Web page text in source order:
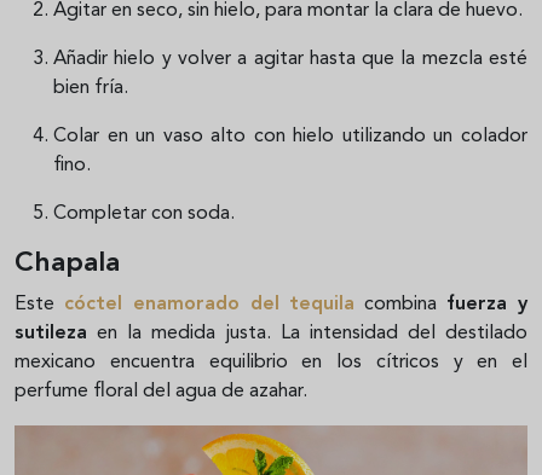
Agitar en seco, sin hielo, para montar la clara de huevo.
Añadir hielo y volver a agitar hasta que la mezcla esté
bien fría.
Colar en un vaso alto con hielo utilizando un colador
fino.
Completar con soda.
Chapala
Este cóctel enamorado del tequila combina fuerza y
sutileza en la medida justa. La intensidad del destilado
mexicano encuentra equilibrio en los cítricos y en el
perfume floral del agua de azahar.